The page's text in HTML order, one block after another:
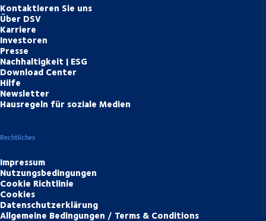
Kontaktieren Sie uns
Über DSV
Karriere
Investoren
Presse
Nachhaltigkeit | ESG
Download Center
Hilfe
Newsletter
Hausregeln für soziale Medien
Rechtliches
Impressum
Nutzungsbedingungen
Cookie Richtlinie
Cookies
Datenschutzerklärung
Allgemeine Bedingungen / Terms & Conditions